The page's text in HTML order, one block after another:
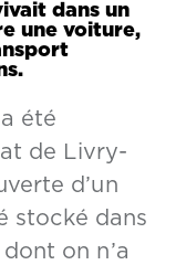
dans un
une voiture,
été
de Livry-
d’un
stocké dans
on n’a